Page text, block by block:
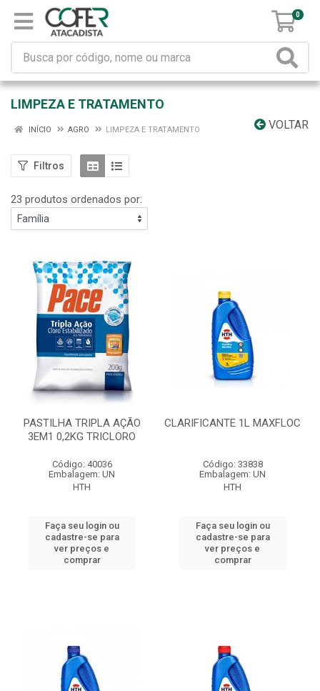
0
LIMPEZA E TRATAMENTO
VOLTAR
INÍCIO AGRO LIMPEZA E TRATAMENTO
Filtros
23 produtos ordenados por:
PASTILHA TRIPLA AÇÃO
3EM1 0,2KG TRICLORO
Código: 40036
Embalagem: UN
HTH
Faça seu login ou
cadastre-se para
ver preços e
comprar
CLARIFICANTE 1L MAXFLOC
Código: 33838
Embalagem: UN
HTH
Faça seu login ou
cadastre-se para
ver preços e
comprar